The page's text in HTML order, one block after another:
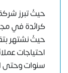
حيثُ تبرز
كرائدة في
حيثً نشتهر
سنوات وحتى